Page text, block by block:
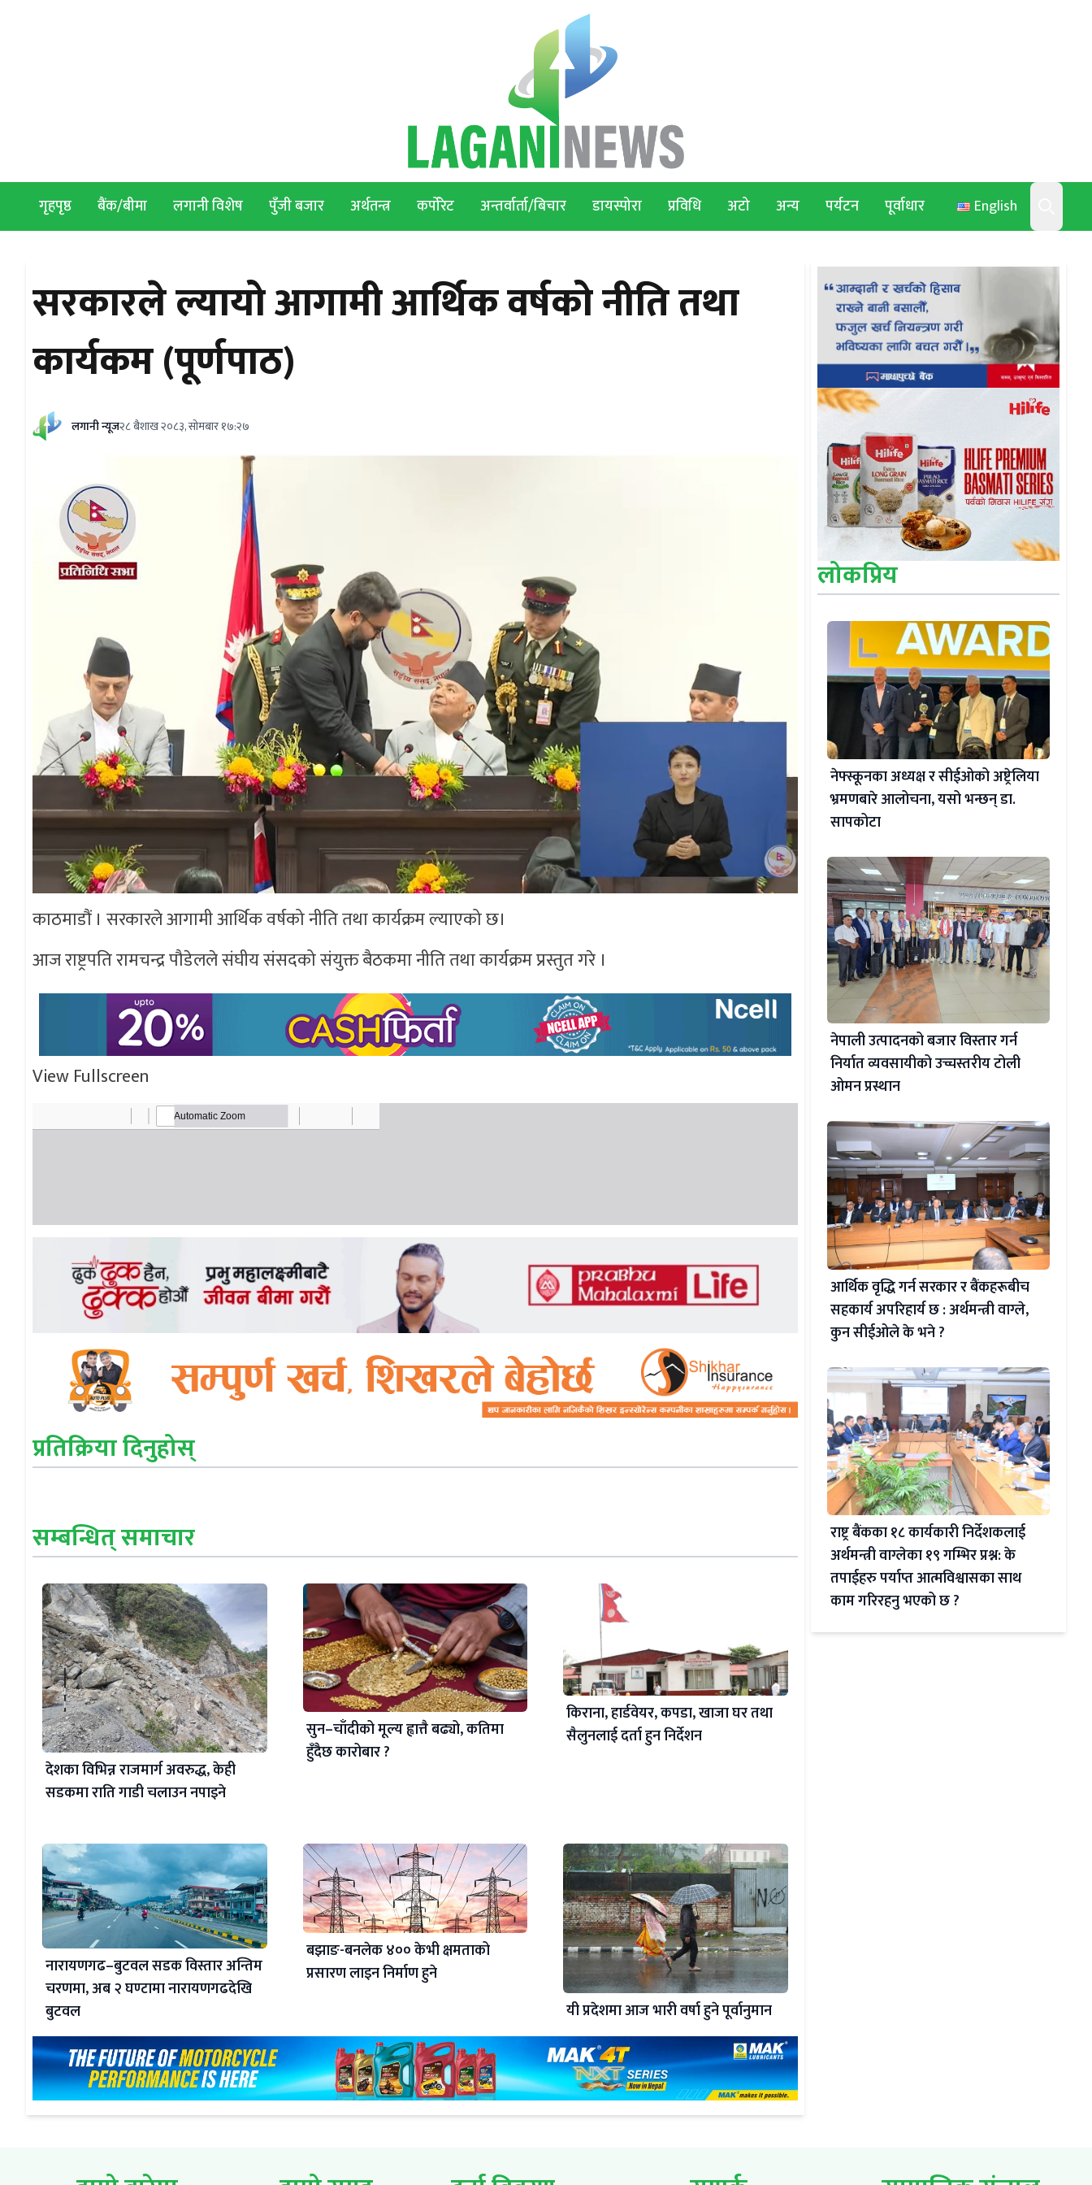
English
Search
गृहपृष्ठ बैंक/बीमा लगानी विशेष पुँजी बजार अर्थतन्त्र कर्पोरेट अन्तर्वार्ता/बिचार डायस्पोरा प्रविधि अटो अन्य पर्यटन पूर्वाधार
सरकारले ल्यायो आगामी आर्थिक वर्षको नीति तथा
कार्यकम (पूर्णपाठ)
लगानी न्यूज२८ बैशाख २०८३, सोमबार १७:२७
काठमाडौं । सरकारले आगामी आर्थिक वर्षको नीति तथा कार्यक्रम ल्याएको छ।
आज राष्ट्रपति रामचन्द्र पौडेलले संघीय संसदको संयुक्त बैठकमा नीति तथा कार्यक्रम प्रस्तुत गरे ।
View Fullscreen
प्रतिक्रिया दिनुहोस्
सम्बन्धित् समाचार
देशका विभिन्न राजमार्ग अवरुद्ध, केही
सडकमा राति गाडी चलाउन नपाइने
सुन–चाँदीको मूल्य ह्वात्तै बढ्यो, कतिमा
हुँदैछ कारोबार ?
किराना, हार्डवेयर, कपडा, खाजा घर तथा
सैलुनलाई दर्ता हुन निर्देशन
नारायणगढ–बुटवल सडक विस्तार अन्तिम
चरणमा, अब २ घण्टामा नारायणगढदेखि
बुटवल
बझाङ-बनलेक ४०० केभी क्षमताको
प्रसारण लाइन निर्माण हुने
यी प्रदेशमा आज भारी वर्षा हुने पूर्वानुमान
लोकप्रिय
नेफ्स्कूनका अध्यक्ष र सीईओको अष्ट्रेलिया
भ्रमणबारे आलोचना, यसो भन्छन् डा‍.
सापकोटा
नेपाली उत्पादनको बजार विस्तार गर्न
निर्यात व्यवसायीको उच्चस्तरीय टोली
ओमन प्रस्थान
आर्थिक वृद्धि गर्न सरकार र बैंकहरूबीच
सहकार्य अपरिहार्य छ : अर्थमन्त्री वाग्ले,
कुन सीईओले के भने ?
राष्ट्र बैंकका १८ कार्यकारी निर्देशकलाई
अर्थमन्त्री वाग्लेका १९ गम्भिर प्रश्न: के
तपाईहरु पर्याप्त आत्मविश्वासका साथ
काम गरिरहनु भएको छ ?